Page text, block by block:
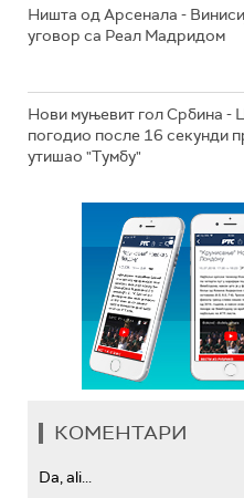
Ништа од Арсенала -
уговор са Реал Мадридом
Нови муњевит гол Србина -
погодио после 16 секунди
утишао "Тумбу"
КОМЕНТАРИ
Da, ali...